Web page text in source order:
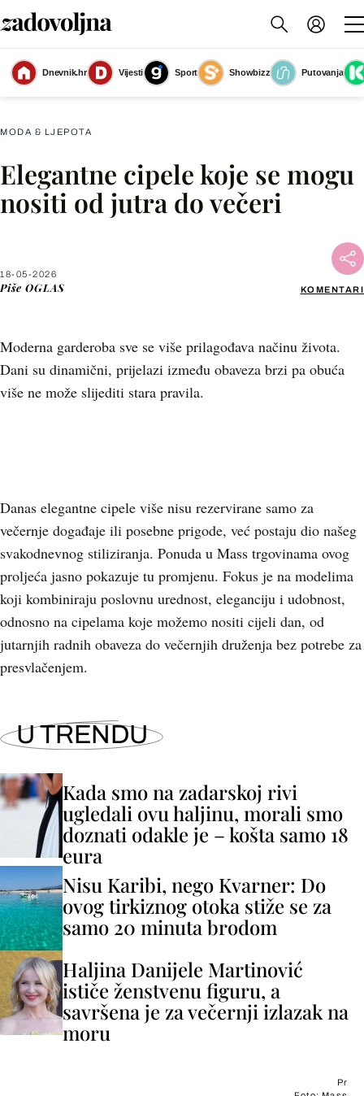
Dnevnik.hr Vijesti Sport Showbizz
Putovanja
Pr
(Foto: Mass)
MODA & LJEPOTA
Elegantne cipele koje se mogu
nositi od jutra do večeri
18-05-2026
Piše OGLAS KOMENTARI
Moderna garderoba sve se više prilagođava načinu života.
Dani su dinamični, prijelazi između obaveza brzi pa obuća
više ne može slijediti stara pravila.
Facebook
Danas elegantne cipele više nisu rezervirane samo za
večernje događaje ili posebne prigode, već postaju dio našeg
svakodnevnog stiliziranja. Ponuda u Mass trgovinama ovog
proljeća jasno pokazuje tu promjenu. Fokus je na modelima
koji kombiniraju poslovnu urednost, eleganciju i udobnost,
odnosno na cipelama koje možemo nositi cijeli dan, od
jutarnjih radnih obaveza do večernjih druženja bez potrebe za
presvlačenjem.
U TRENDU
Kada smo na zadarskoj rivi
ugledali ovu haljinu, morali smo
doznati odakle je – košta samo 18
eura
Nisu Karibi, nego Kvarner: Do
ovog tirkiznog otoka stiže se za
samo 20 minuta brodom
Haljina Danijele Martinović
ističe ženstvenu figuru, a
savršena je za večernji izlazak na
moru
Pr